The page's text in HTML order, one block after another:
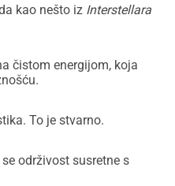
kao nešto iz Interstellara
čistom energijom, koja
To je stvarno.
održivost susretne s